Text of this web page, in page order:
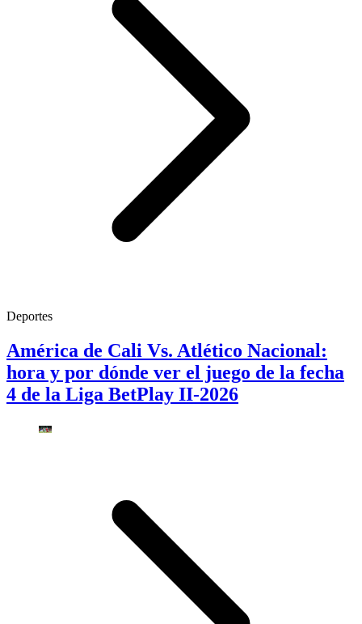
Deportes
América de Cali Vs. Atlético Nacional:
hora y por dónde ver el juego de la fecha
4 de la Liga BetPlay II-2026